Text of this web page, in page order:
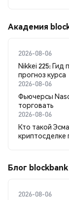
Академия
2026-08-06
Nikkei 225: Гид
прогноз курса
2026-08-06
Фьючерсы
торговать
2026-08-06
Кто такой
криптосделке
Блог
2026-08-06